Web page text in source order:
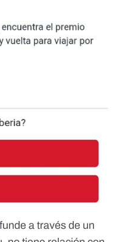
a través de un